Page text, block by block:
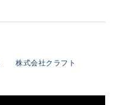
株式会社クラフト